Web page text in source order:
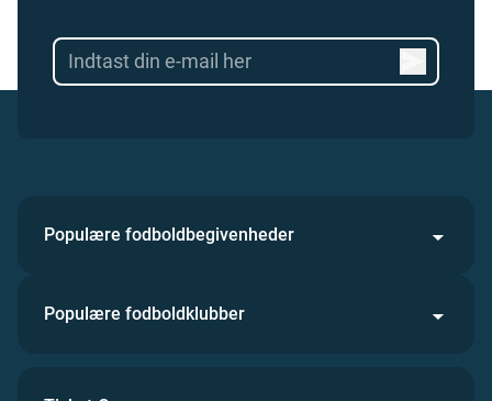
Populære fodboldbegivenheder
Populære fodboldklubber